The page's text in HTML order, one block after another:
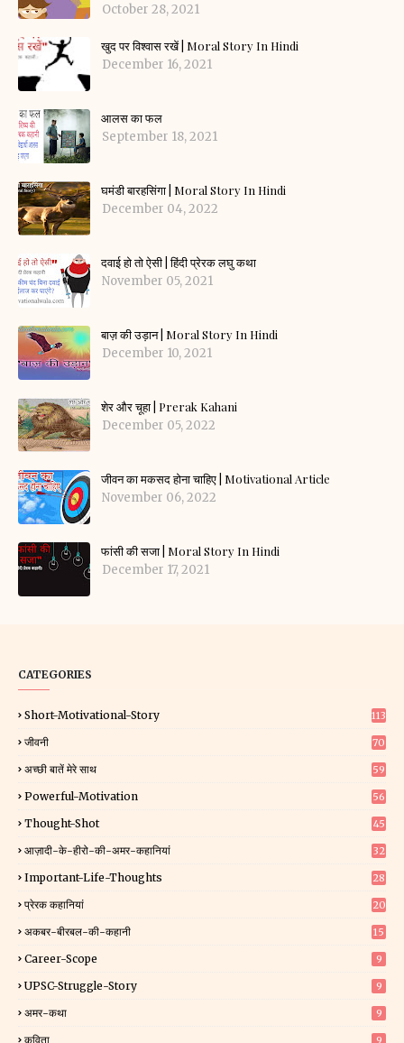
October 28, 2021
खुद पर विश्वास रखें | Moral Story In Hindi
December 16, 2021
आलस का फल
September 18, 2021
घमंडी बारहसिंगा | Moral Story In Hindi
December 04, 2022
दवाई हो तो ऐसी | हिंदी प्रेरक लघु कथा
November 05, 2021
बाज़ की उड़ान | Moral Story In Hindi
December 10, 2021
शेर और चूहा | Prerak Kahani
December 05, 2022
जीवन का मकसद होना चाहिए | Motivational Article
November 06, 2022
फांसी की सजा | Moral Story In Hindi
December 17, 2021
CATEGORIES
Short-Motivational-Story 113
जीवनी 70
अच्छी बातें मेरे साथ 59
Powerful-Motivation 56
Thought-Shot 45
आज़ादी-के-हीरो-की-अमर-कहानियां 32
Important-Life-Thoughts 28
प्रेरक कहानियां 20
अकबर-बीरबल-की-कहानी 15
Career-Scope 9
UPSC-Struggle-Story 9
अमर-कथा 9
कविता 9